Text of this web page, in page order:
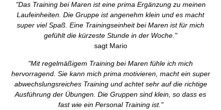
"Das Training bei Maren ist eine prima Ergänzung zu meinen
Laufeinheiten. Die Gruppe ist angenehm klein und es macht
super viel Spaß. Eine Trainingseinheit bei Maren ist für mich
gefühlt die kürzeste Stunde in der Woche."
sagt Mario
"Mit regelmäßigem Training bei Maren fühle ich mich
hervorragend. Sie kann mich prima motivieren, macht ein super
abwechslungsreiches Training und achtet sehr auf die richtige
Ausführung der Übungen. Die Gruppen sind klein, so dass es
fast wie ein Personal Training ist."